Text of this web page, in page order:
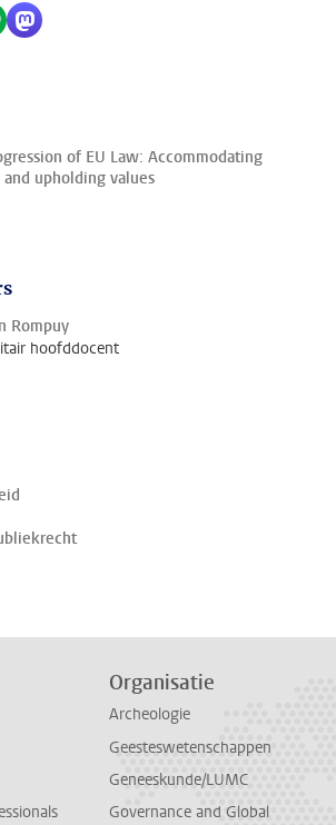
op LinkedIn
via WhatsApp
Delen via Mastodon
of EU Law: Accommodating
and upholding values
Rompuy
hoofddocent
Organisatie
Archeologie
Geesteswetenschappen
Geneeskunde/LUMC
Governance and Global